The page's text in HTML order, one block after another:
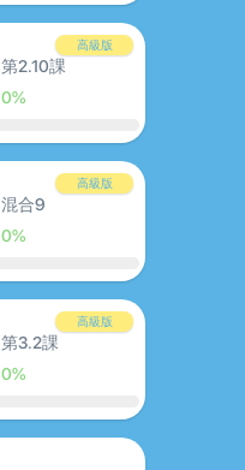
高級版
第2.10課
0%
高級版
混合9
0%
高級版
第3.2課
0%